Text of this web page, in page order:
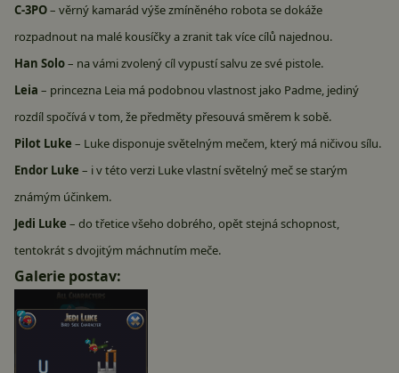
C-3PO– věrný kamarád výše zmíněného robota se dokáže
rozpadnout na malé kousíčky a zranit tak více cílů najednou.
Han Solo– na vámi zvolený cíl vypustí salvu ze své pistole.
Leia – princezna Leia má podobnou vlastnost jako Padme, jediný
rozdíl spočívá v tom, že předměty přesouvá směrem k sobě.
Pilot Luke – Luke disponuje světelným mečem, který má ničivou sílu.
Endor Luke – i v této verzi Luke vlastní světelný meč se starým
známým účinkem.
Jedi Luke – do třetice všeho dobrého, opět stejná schopnost,
tentokrát s dvojitým máchnutím meče.
Galerie postav: